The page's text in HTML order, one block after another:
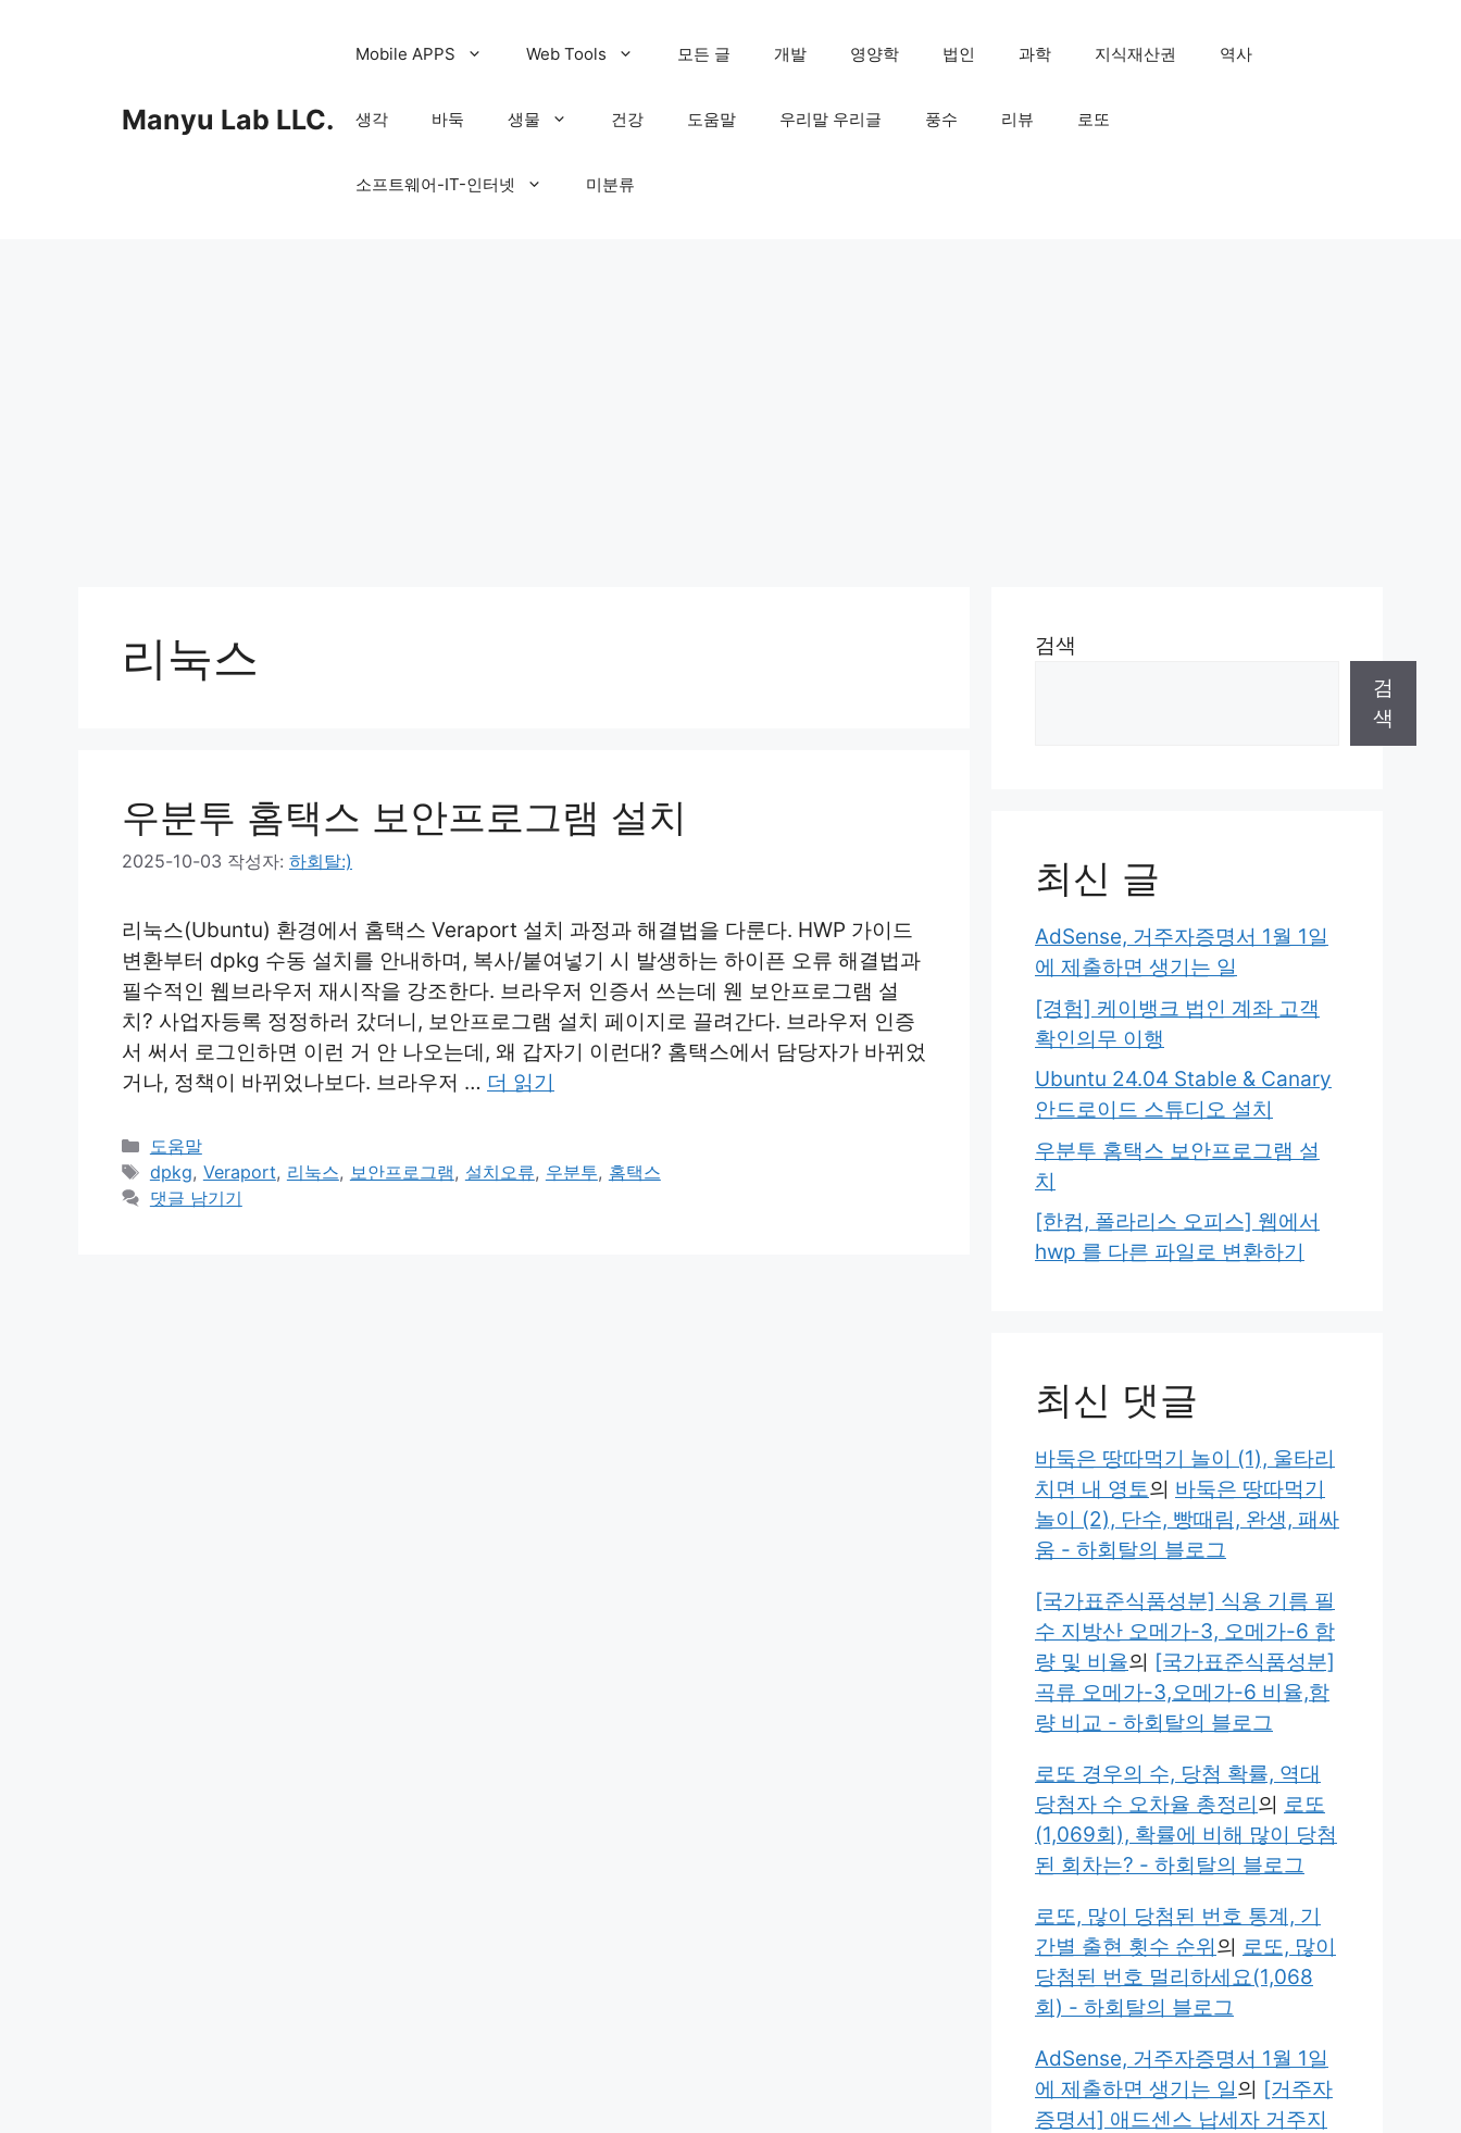
Manyu Lab LLC.
Mobile APPS Web Tools 모든 글 개발 영양학 법인 과학 지식재산권 역사
생각 바둑 생물 건강 도움말 우리말 우리글 풍수 리뷰 로또
소프트웨어-IT-인터넷 미분류
리눅스
우분투 홈택스 보안프로그램 설치
2025-10-03 작성자: 하회탈:)
리눅스(Ubuntu) 환경에서 홈택스 Veraport 설치 과정과 해결법을 다룬다. HWP 가이드
변환부터 dpkg 수동 설치를 안내하며, 복사/붙여넣기 시 발생하는 하이픈 오류 해결법과
필수적인 웹브라우저 재시작을 강조한다. 브라우저 인증서 쓰는데 웬 보안프로그램 설
치? 사업자등록 정정하러 갔더니, 보안프로그램 설치 페이지로 끌려간다. 브라우저 인증
서 써서 로그인하면 이런 거 안 나오는데, 왜 갑자기 이런대? 홈택스에서 담당자가 바뀌었
거나, 정책이 바뀌었나보다. 브라우저 … 더 읽기
카
테
고
도움말
태
그
dpkg, Veraport, 리눅스, 보안프로그램, 설치오류, 우분투, 홈택스
댓글 남기기
검색
검
색
최신 글
AdSense, 거주자증명서 1월 1일
에 제출하면 생기는 일
[경험] 케이뱅크 법인 계좌 고객
확인의무 이행
Ubuntu 24.04 Stable & Canary
안드로이드 스튜디오 설치
우분투 홈택스 보안프로그램 설
치
[한컴, 폴라리스 오피스] 웹에서
hwp 를 다른 파일로 변환하기
최신 댓글
바둑은 땅따먹기 놀이 (1), 울타리
치면 내 영토의 바둑은 땅따먹기
놀이 (2), 단수, 빵때림, 완생, 패싸
움 - 하회탈의 블로그
[국가표준식품성분] 식용 기름 필
수 지방산 오메가-3, 오메가-6 함
량 및 비율의 [국가표준식품성분]
곡류 오메가-3,오메가-6 비율,함
량 비교 - 하회탈의 블로그
로또 경우의 수, 당첨 확률, 역대
당첨자 수 오차율 총정리의 로또
(1,069회), 확률에 비해 많이 당첨
된 회차는? - 하회탈의 블로그
로또, 많이 당첨된 번호 통계, 기
간별 출현 횟수 순위의 로또, 많이
당첨된 번호 멀리하세요(1,068
회) - 하회탈의 블로그
AdSense, 거주자증명서 1월 1일
에 제출하면 생기는 일의 [거주자
증명서] 애드센스 납세자 거주지